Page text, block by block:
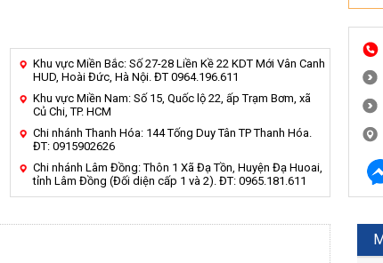
Khu vực Miền Bắc: Số 27-28 Liền Kề 22 KDT Mới Vân Canh
HUD, Hoài Đức, Hà Nội. ĐT 0964.196.611
Khu vực Miền Nam: Số 15, Quốc lộ 22, ấp Trạm Bơm, xã
Củ Chi, TP. HCM
Chi nhánh Thanh Hóa: 144 Tống Duy Tân TP Thanh Hóa.
ĐT: 0915902626
Chi nhánh Lâm Đồng: Thôn 1 Xã Đạ Tồn, Huyện Đạ Huoai,
tỉnh Lâm Đồng (Đối diện cấp 1 và 2). ĐT: 0965.181.611